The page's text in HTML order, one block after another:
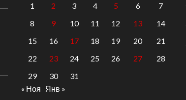
1
2 3 4 5 6
7
8
9 10 11 12 13
14
15
16 17 18 19 20
21
22
23 24 25 26 27
28
29
30
31
« Ноя Янв »